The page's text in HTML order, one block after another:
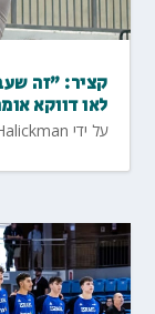
קציר: "זה
לאו דווקא
על ידי